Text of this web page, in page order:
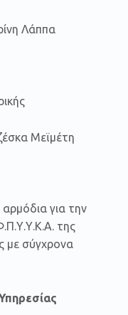
Λάππα
Μεϊμέτη
για την
της
με σύγχρονα